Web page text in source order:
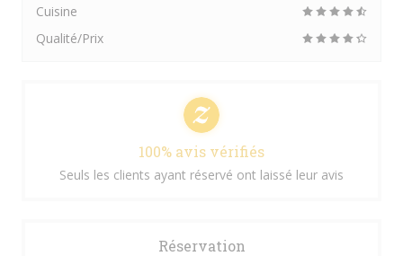
Cuisine
Qualité/Prix
100% avis vérifiés
Seuls les clients ayant réservé ont laissé leur avis
Réservation